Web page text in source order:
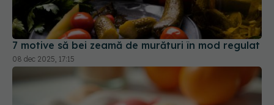
7 motive să bei zeamă de murături în mod regulat
08 dec 2025, 17:15